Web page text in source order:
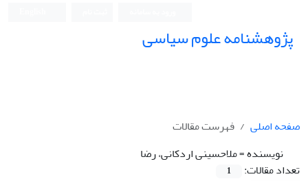
پژوهشنامه علوم سیاسی
صفحه اصلی
فهرست مقالات
نویسنده =ملاحسینی اردکانی، رضا
تعداد مقالات:
1